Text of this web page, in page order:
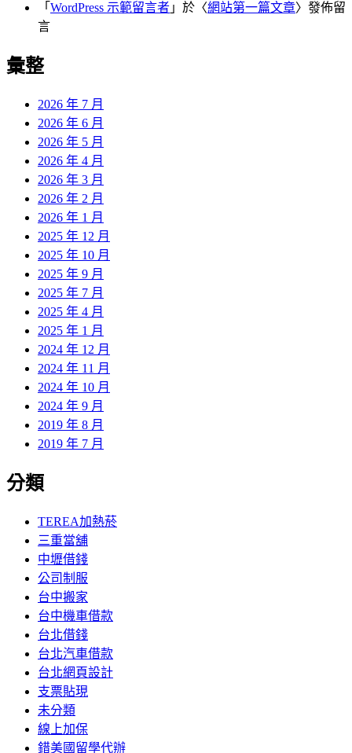
「 WordPress 示範留言者 」於〈網站第一篇文章〉發佈留
言
彙整
2026 年 7 月
2026 年 6 月
2026 年 5 月
2026 年 4 月
2026 年 3 月
2026 年 2 月
2026 年 1 月
2025 年 12 月
2025 年 10 月
2025 年 9 月
2025 年 7 月
2025 年 4 月
2025 年 1 月
2024 年 12 月
2024 年 11 月
2024 年 10 月
2024 年 9 月
2019 年 8 月
2019 年 7 月
分類
TEREA加熱菸
三重當舖
中壢借錢
公司制服
台中搬家
台中機車借款
台北借錢
台北汽車借款
台北網頁設計
支票貼現
未分類
線上加保
錯美國留學代辦